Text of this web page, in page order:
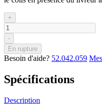
+
-
En rupture
Besoin d'aide? 52.042.059
Spécifications
Description